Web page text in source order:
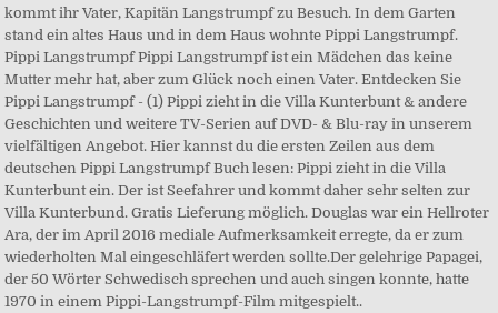
kommt ihr Vater, Kapitän Langstrumpf zu Besuch. In dem Garten
stand ein altes Haus und in dem Haus wohnte Pippi Langstrumpf.
Pippi Langstrumpf Pippi Langstrumpf ist ein Mädchen das keine
Mutter mehr hat, aber zum Glück noch einen Vater. Entdecken Sie
Pippi Langstrumpf - (1) Pippi zieht in die Villa Kunterbunt & andere
Geschichten und weitere TV-Serien auf DVD- & Blu-ray in unserem
vielfältigen Angebot. Hier kannst du die ersten Zeilen aus dem
deutschen Pippi Langstrumpf Buch lesen: Pippi zieht in die Villa
Kunterbunt ein. Der ist Seefahrer und kommt daher sehr selten zur
Villa Kunterbund. Gratis Lieferung möglich. Douglas war ein Hellroter
Ara, der im April 2016 mediale Aufmerksamkeit erregte, da er zum
wiederholten Mal eingeschläfert werden sollte.Der gelehrige Papagei,
der 50 Wörter Schwedisch sprechen und auch singen konnte, hatte
1970 in einem Pippi-Langstrumpf-Film mitgespielt..